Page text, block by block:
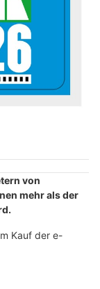
von
mehr als der
Kauf der e-